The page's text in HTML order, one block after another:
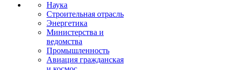
Наука
Строительная отрасль
Энергетика
Министерства и
ведомства
Промышленность
Авиация гражданская